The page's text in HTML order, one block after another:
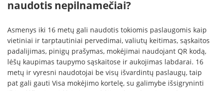
naudotis nepilnamečiai?
Asmenys iki 16 metų gali naudotis tokiomis paslaugomis kaip
vietiniai ir tarptautiniai pervedimai, valiutų keitimas, sąskaitos
padalijimas, pinigų prašymas, mokėjimai naudojant QR kodą,
lėšų kaupimas taupymo sąskaitose ir aukojimas labdarai. 16
metų ir vyresni naudotojai be visų išvardintų paslaugų, taip
pat gali gauti Visa mokėjimo kortelę, su galimybe išsigryninti